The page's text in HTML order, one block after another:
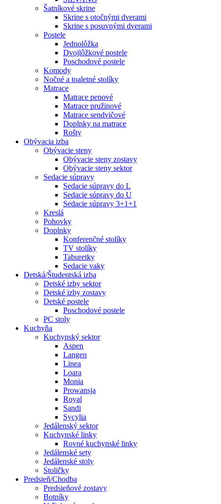
Šatníkové skrine
Skrine s otočnými dverami
Skrine s posuvnými dverami
Postele
Jednolôžka
Dvojlôžkové postele
Poschodové postele
Komody
Nočné a toaletné stolíky
Matrace
Matrace penové
Matrace pružinové
Matrace sendvičové
Doplnky na matrace
Rošty
Obývacia izba
Obývacie steny
Obývacie steny zostavy
Obývacie steny sektor
Sedacie súpravy
Sedacie súpravy do L
Sedacie súpravy do U
Sedacie súpravy 3+1+1
Kreslá
Pohovky
Doplnky
Konferenčné stolíky
TV stolíky
Taburetky
Sedacie vaky
Detská/Študentská izba
Detské izby sektor
Detské izby zostavy
Detské postele
Poschodové postele
PC stoly
Kuchyňa
Kuchynský sektor
Aspen
Langen
Linea
Loara
Monia
Prowansja
Royal
Sandi
Sycylia
Jedálenský sektor
Kuchynské linky
Rovné kuchynské linky
Jedálenské sety
Jedálenské stoly
Stoličky
Predsieň/Chodba
Predsieňové zostavy
Botníky